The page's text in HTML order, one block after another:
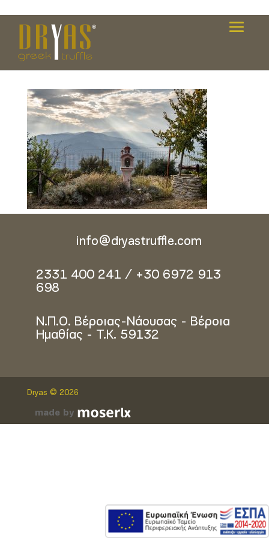
Dryas_Generic_002-copy
info@dryastruffle.com
2331 400 241 / +30 6972 913
698
Ν.Π.Ο. Βέροιας-Νάουσας - Βέροια
Ημαθίας - Τ.Κ. 59132
Dryas © 2026
made by